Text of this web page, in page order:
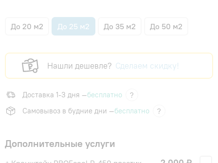
До 20 м2 До 25 м2 До 35 м2 До 50 м2
Нашли дешевле? Сделаем скидку!
Доставка 1-3 дня —бесплатно
?
Самовывоз в будние дни —бесплатно ?
Дополнительные услуги